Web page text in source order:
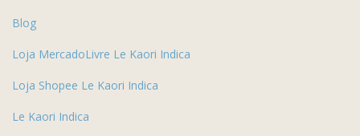
Blog
Loja MercadoLivre Le Kaori Indica
Loja Shopee Le Kaori Indica
Le Kaori Indica